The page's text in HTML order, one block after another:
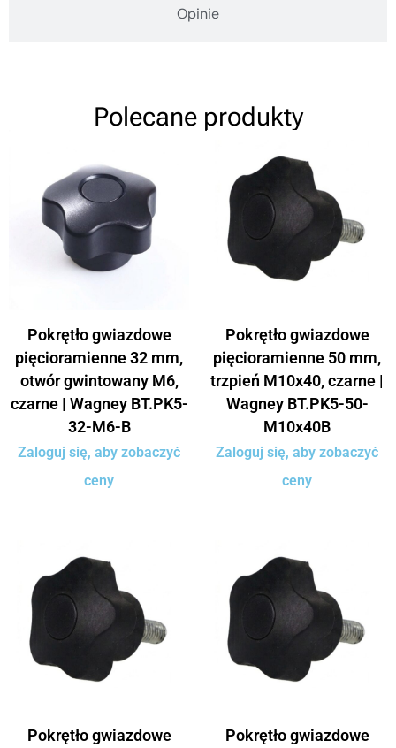
Opinie
Polecane produkty
Pokrętło gwiazdowe
pięcioramienne 32 mm,
otwór gwintowany M6,
czarne | Wagney BT.PK5-
32-M6-B
Zaloguj się, aby zobaczyć
ceny
Pokrętło gwiazdowe
pięcioramienne 50 mm,
trzpień M10x40, czarne |
Wagney BT.PK5-50-
M10x40B
Zaloguj się, aby zobaczyć
ceny
Pokrętło gwiazdowe
Pokrętło gwiazdowe